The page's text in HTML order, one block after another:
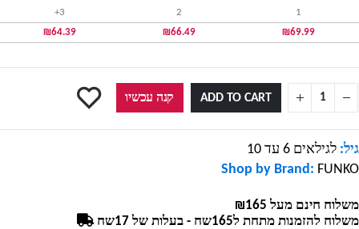
1
2
3+
₪69.99
₪66.49
₪64.39
ADD TO CART קנה עכשיו
גיל: לגילאים 6 עד 10
Shop by Brand: FUNKO
משלוח חינם מעל ₪165
משלוח להזמנות מתחת ל165שח - בעלות של 17שח